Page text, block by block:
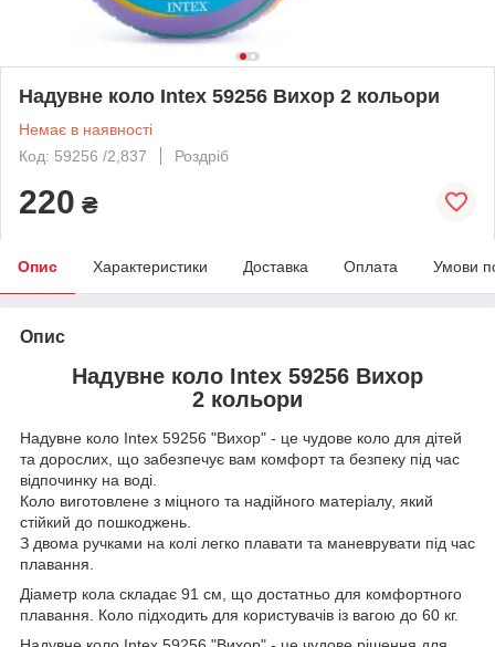
Надувне коло Intex 59256 Вихор 2 кольори
Немає в наявності
Код: 59256 /2,837
Роздріб
220 ₴
Опис Характеристики Доставка Оплата Умови
Опис
Надувне коло Intex 59256 Вихор
2 кольори
Надувне коло Intex 59256 "Вихор" - це чудове коло для дітей
та дорослих, що забезпечує вам комфорт та безпеку під час
відпочинку на воді.
Коло виготовлене з міцного та надійного матеріалу, який
стійкий до пошкоджень.
З двома ручками на колі легко плавати та маневрувати під час
плавання.
Діаметр кола складає 91 см, що достатньо для комфортного
плавання. Коло підходить для користувачів із вагою до 60 кг.